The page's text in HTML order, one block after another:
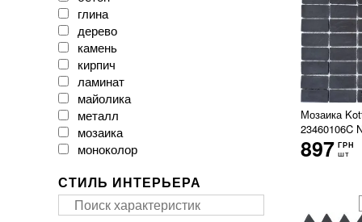
Мозаика
23460106C
897 ГРН
шт
Ceramika Gres
Ceramika Konskie
Cerpa
Cerrad
Cersanit
Cicogres
Click Ceramica
Cristal Ceramica
Dual Gres
EXAGRES
Ecoceramic
глина
дерево
камень
кирпич
ламинат
майолика
металл
мозаика
моноколор
оникс
паркет
пэчворк
СТИЛЬ ИНТЕРЬЕРА